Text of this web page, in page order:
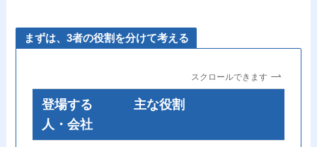
まずは、3者の役割を分けて考える
スクロールできます
登場する
人・会社
主な役割